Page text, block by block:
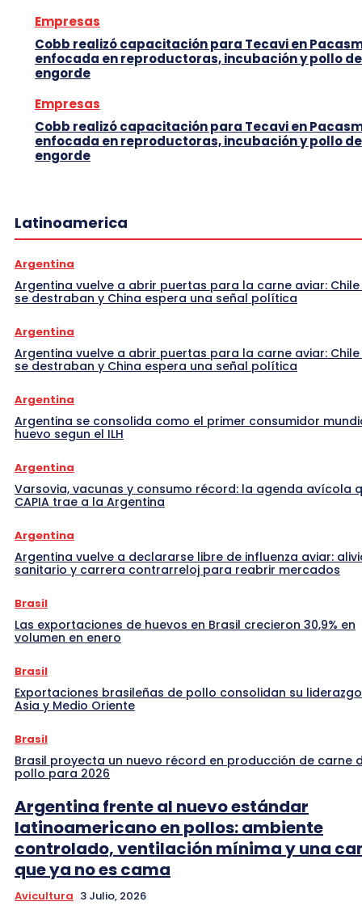
Empresas
Cobb realizó capacitación para Tecavi en
enfocada en reproductoras, incubación y pollo de
engorde
Empresas
Cobb realizó capacitación para Tecavi en
enfocada en reproductoras, incubación y pollo de
engorde
Latinoamerica
Argentina
Argentina vuelve a abrir puertas para la carne aviar: Chile
se destraban y China espera una señal política
Argentina
Argentina vuelve a abrir puertas para la carne aviar: Chile
se destraban y China espera una señal política
Argentina
Argentina se consolida como el primer consumidor
huevo segun el ILH
Argentina
Varsovia, vacunas y consumo récord: la agenda avícola
CAPIA trae a la Argentina
Argentina
Argentina vuelve a declararse libre de influenza aviar:
sanitario y carrera contrarreloj para reabrir mercados
Brasil
Las exportaciones de huevos en Brasil crecieron 30,9% en
volumen en enero
Brasil
Exportaciones brasileñas de pollo consolidan su
Asia y Medio Oriente
Brasil
Brasil proyecta un nuevo récord en producción de carne
pollo para 2026
Argentina frente al nuevo estándar
latinoamericano en pollos: ambiente
controlado, ventilación mínima y una
que ya no es cama
Avicultura 3 Julio, 2026